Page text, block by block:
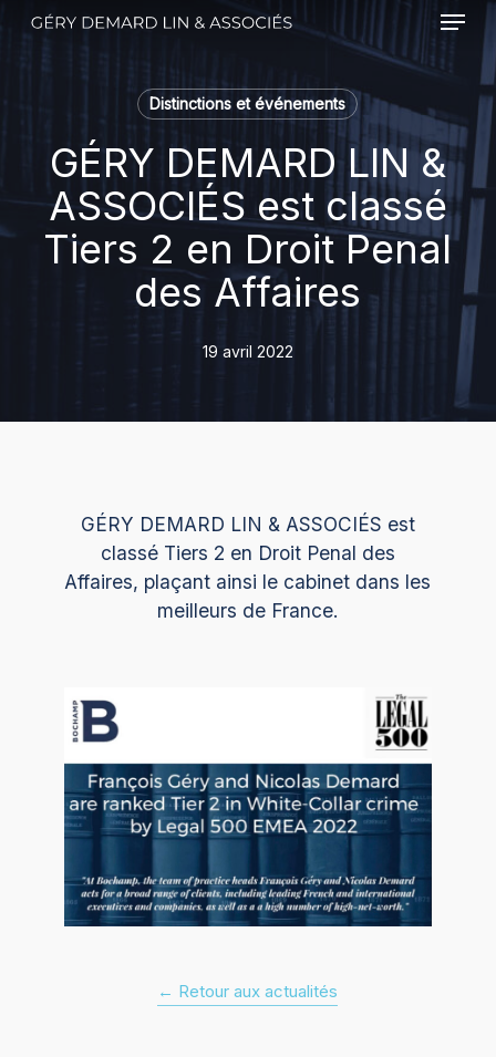
Menu
Distinctions et événements
GÉRY DEMARD LIN &
ASSOCIÉS est classé
Tiers 2 en Droit Penal
des Affaires
19 avril 2022
GÉRY DEMARD LIN & ASSOCIÉS est
classé Tiers 2 en Droit Penal des
Affaires, plaçant ainsi le cabinet dans les
meilleurs de France.
← Retour aux actualités